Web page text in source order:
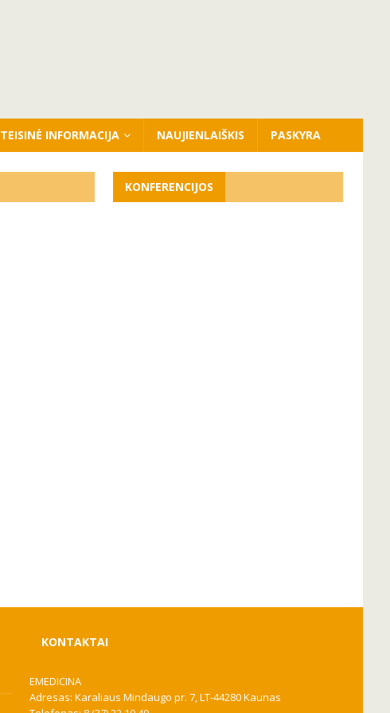
TEISINĖ INFORMACIJA NAUJIENLAIŠKIS PASKYRA
KONFERENCIJOS
KONTAKTAI
EMEDICINA
Adresas: Karaliaus Mindaugo pr. 7, LT-44280 Kaunas